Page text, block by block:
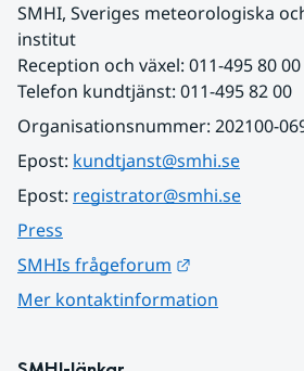
SMHI, Sveriges meteorologiska
institut
Reception och växel: 011-495 80 00
Telefon kundtjänst: 011-495 82 00
Organisationsnummer: 202100-
Epost: kundtjanst@smhi.se
Epost: registrator@smhi.se
Press
SMHIs frågeforum
Mer kontaktinformation